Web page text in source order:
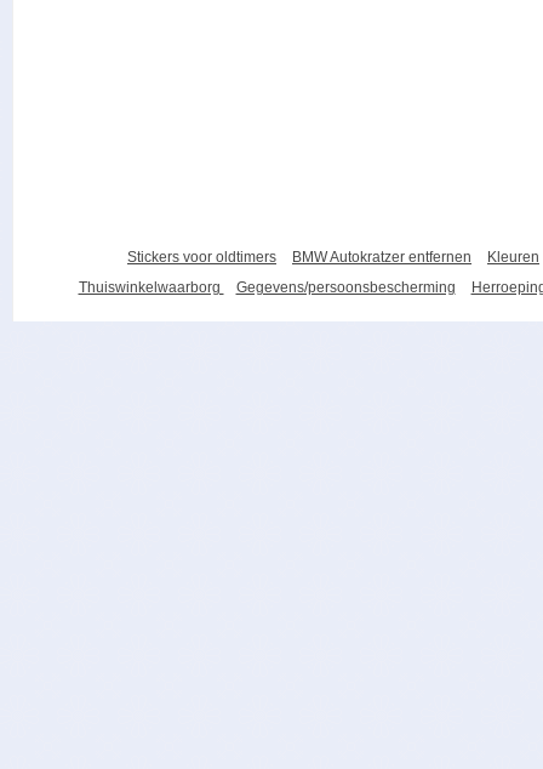
Stickers voor oldtimers BMW Autokratzer entfernen
Kleuren
Thuiswinkelwaarborg
Gegevens/persoonsbescherming